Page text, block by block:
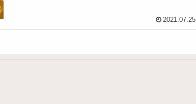
2021.07.25